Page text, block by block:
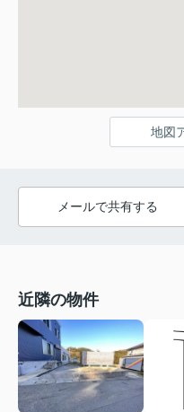
地図
メールで共有する
近隣の物件